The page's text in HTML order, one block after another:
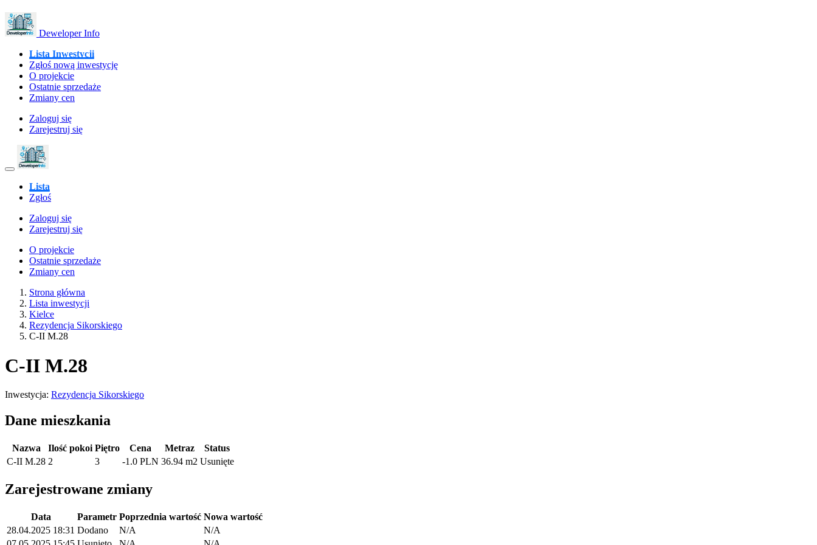
Deweloper Info
Lista Inwestycji
Zgłoś nową inwestycję
O projekcie
Ostatnie sprzedaże
Zmiany cen
Zaloguj się
Zarejestruj się
Lista
Zgłoś
Zaloguj się
Zarejestruj się
O projekcie
Ostatnie sprzedaże
Zmiany cen
Strona główna
Lista inwestycji
Kielce
Rezydencja Sikorskiego
C-II M.28
C-II M.28
Inwestycja: Rezydencja Sikorskiego
Dane mieszkania
Nazwa Ilość pokoi Piętro Cena Metraz
Status
C-II M.28 2 3 -1.0 PLN 36.94 m2 Usunięte
Zarejestrowane zmiany
Data Parametr Poprzednia wartość Nowa wartość
28.04.2025 18:31 Dodano N/A
N/A